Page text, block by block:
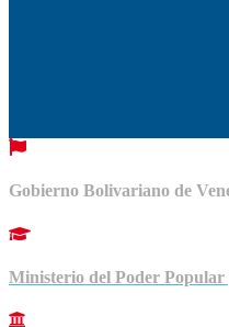
Gobierno Bolivariano de
Ministerio del Poder